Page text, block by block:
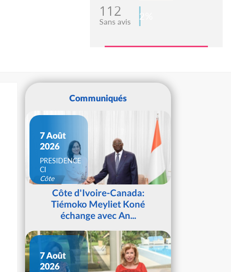
112
Sans avis 2%
Communiqués
7 Août
2026
PRESIDENCE
CI
Côte
d'IvoireCôte d'Ivoire-Canada:
Tiémoko Meyliet Koné
échange avec An...
7 Août
2026